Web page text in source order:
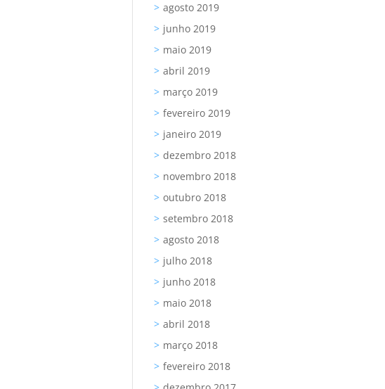
agosto 2019
junho 2019
maio 2019
abril 2019
março 2019
fevereiro 2019
janeiro 2019
dezembro 2018
novembro 2018
outubro 2018
setembro 2018
agosto 2018
julho 2018
junho 2018
maio 2018
abril 2018
março 2018
fevereiro 2018